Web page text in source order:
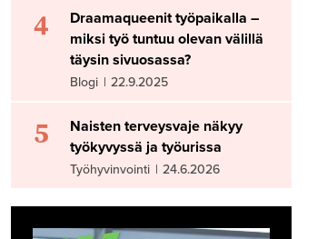
4
Draamaqueenit työpaikalla –
miksi työ tuntuu olevan välillä
täysin sivuosassa?
Blogi | 22.9.2025
5
Naisten terveysvaje näkyy
työkyvyssä ja työurissa
Työhyvinvointi | 24.6.2026